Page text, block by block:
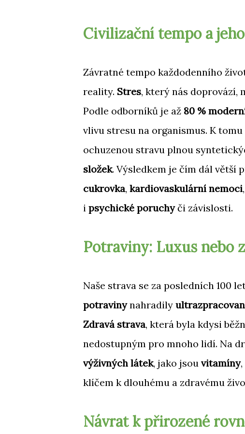
Civilizační tempo a
Závratné tempo každodenního
reality. Stres, který nás doprovází,
Podle odborníků je až 80 %
vlivu stresu na organismus. K
ochuzenou stravu plnou
složek. Výsledkem je čím dál větší
cukrovka, kardiovaskulární nemoci,
i psychické poruchyči závislosti.
Potraviny: Luxus nebo
Naše strava se za posledních 100
potravinynahradily
Zdravá strava, která byla kdysi
nedostupným pro mnoho lidí. Na
výživných látek, jako jsou vitamíny,
klíčem k dlouhému a zdravému
Návrat k přirozené